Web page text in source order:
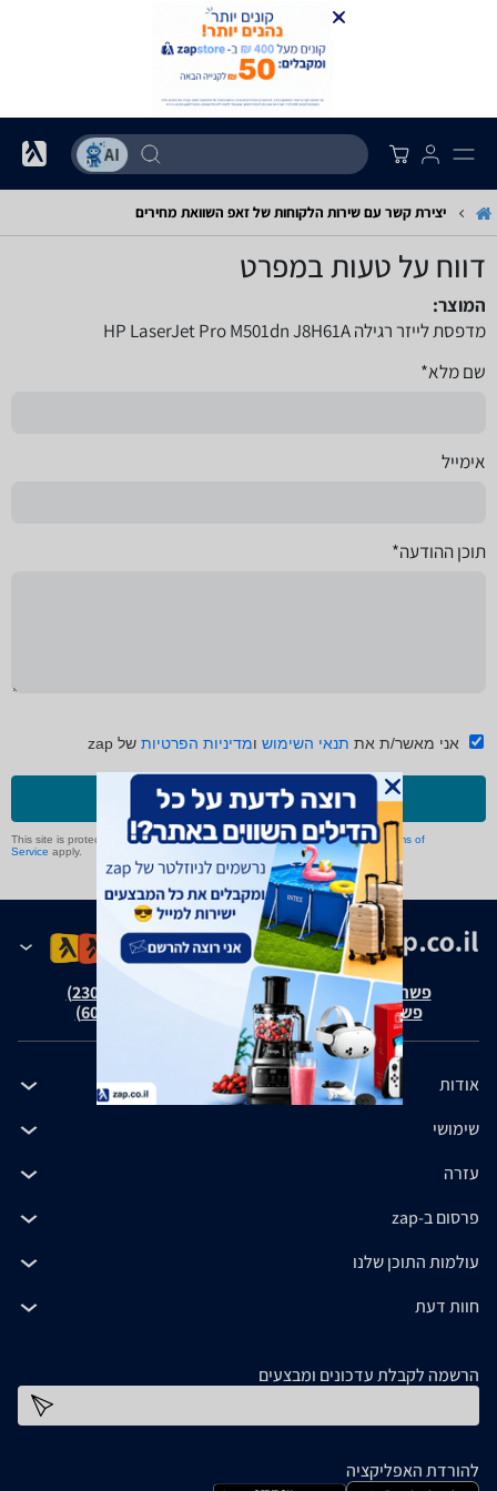
יצירת קשר עם שירות הלקוחות של זאפ השוואת מחירים
דווח על טעות במפרט
המוצר:
מדפסת לייזר רגילה HP LaserJet Pro M501dn J8H61A
שם מלא*
אימייל
תוכן ההודעה*
אני מאשר/ת את תנאי השימוש ומדיניות הפרטיות של zap
שליחה
This site is protected by reCAPTCHA and the GooglePrivacy Policyand Terms of
Service apply.
פשרה בת"צ אבנצ'יק נ' זאפ גרופ (ת"צ 23008-08-20)
פשרה בת"צ כהנים נ' זאפ גרופ (ת"צ 60371-12-19)
אודות
שימושי
עזרה
פרסום ב-zap
עולמות התוכן שלנו
חוות דעת
הרשמה לקבלת עדכונים ומבצעים
להורדת האפליקציה